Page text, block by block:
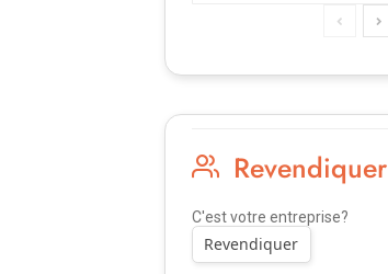
Revendiquer
C'est votre entreprise?
Revendiquer